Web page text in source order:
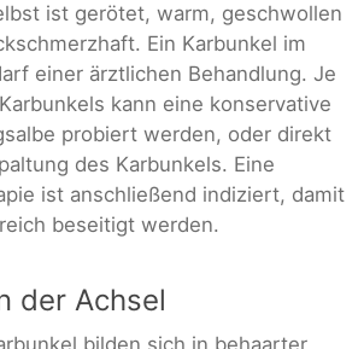
ist gerötet, warm, geschwollen
Ein Karbunkel im
einer ärztlichen Behandlung. Je
kann eine konservative
probiert werden, oder direkt
des Karbunkels. Eine
ist anschließend indiziert, damit
beseitigt werden.
der Achsel
bilden sich in behaarter